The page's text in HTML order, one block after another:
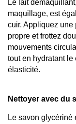
Le lait
maquillage, est
cuir. Appliquez une
propre et frottez
mouvements
tout en hydratant le
élasticité.
Nettoyer avec du
Le savon glycériné